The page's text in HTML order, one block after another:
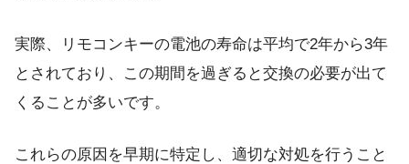
実際、リモコンキーの電池の寿命は平均で2年から3年
とされており、この期間を過ぎると交換の必要が出て
くることが多いです。
これらの原因を早期に特定し、適切な対処を行うこと